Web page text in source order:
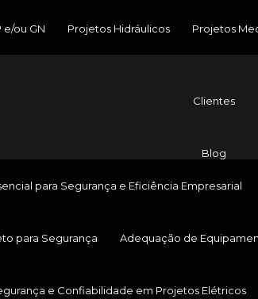
e/ou GN Projetos Hidráulicos Projetos
Clientes
Blog
para Segurança e Eficiência Empresarial
para Segurança Adequação de
e Confiabilidade em Projetos Elétricos